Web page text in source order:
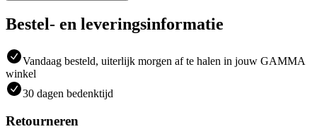
Bestel- en leveringsinformatie
Vandaag besteld, uiterlijk morgen af te halen in jouw GAMMA
winkel
30 dagen bedenktijd
Retourneren